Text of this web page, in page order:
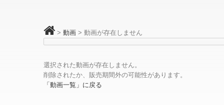
> 動画 > 動画が存在しません
選択された動画が存在しません。
削除されたか、販売期間外の可能性があります。
「動画一覧」に戻る